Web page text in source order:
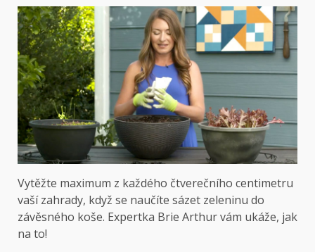
Vytěžte maximum z každého čtverečního centimetru
vaší zahrady, když se naučíte sázet zeleninu do
závěsného koše. Expertka Brie Arthur vám ukáže, jak
na to!